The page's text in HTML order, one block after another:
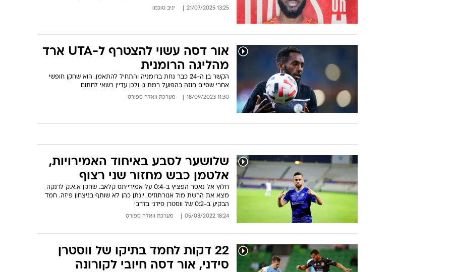
13:25 21/07/2025 יניב טוכמן
אור דסה עשוי להצטרף ל-UTA ארד
מהליגה הרומנית
הקשר בן ה-24 כבר נחת ברומניה והתחיל להתאמן. הוא שחקן חופשי
אחרי שסיים חוזה בהפועל רמת גן ולכן עדיין רשאי לחתום
11:30 18/09/2023 מערכת וואלה ספורט
שלושער לסבע באיחוד האמירויות,
אלטמן כבש מחזור שני רצוף
חלוץ אל נאסר הפציץ ב-0:4 על אמירייתס קלאב. שחקן א.א.ק לרנקה
מצא את הרשת מול אנורתוזיס. יונתן כהן לא שותף בניצחון פיזה. חמד
הבקיע ב-0:2 של ווסטרן סידני בדרבי
18:24 05/03/2022 מערכת וואלה ספורט
22 דקות לחמד בתיקו של ווסטרן
סידני, אור דסה חיובי לקורונה